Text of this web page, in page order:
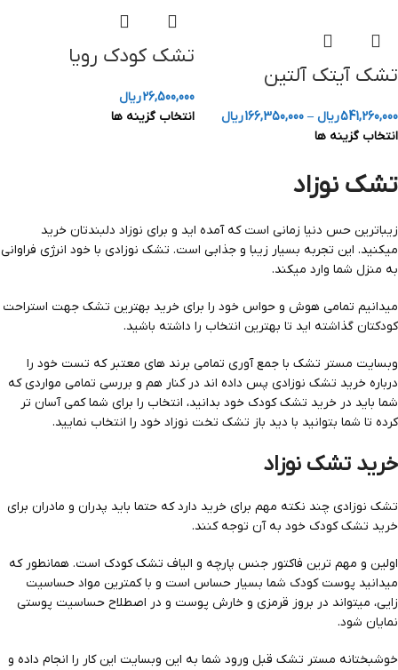
تشک آیتک آلتین
541,260,000ریال –
166,350,000ریال
انتخاب گزینه ها
تشک کودک رویا
26,500,000ریال
انتخاب گزینه ها
تشک نوزاد
زیباترین حس دنیا زمانی است که آمده اید و برای نوزاد دلبندتان خرید
میکنید. این تجربه بسیار زیبا و جذابی است. تشک نوزادی با خود انرژی فراوانی
به منزل شما وارد میکند.
میدانیم تمامی هوش و حواس خود را برای خرید بهترین تشک جهت استراحت
کودکتان گذاشته اید تا بهترین انتخاب را داشته باشید.
وبسایت مستر تشک با جمع آوری تمامی برند های معتبر که تست خود را
درباره خرید تشک نوزادی پس داده اند در کنار هم و بررسی تمامی مواردی که
شما باید در خرید تشک کودک خود بدانید، انتخاب را برای شما کمی آسان تر
کرده تا شما بتوانید با دید باز تشک تخت نوزاد خود را انتخاب نمایید.
خرید تشک نوزاد
تشک نوزادی چند نکته مهم برای خرید دارد که حتما باید پدران و مادران برای
خرید تشک کودک خود به آن توجه کنند.
اولین و مهم ترین فاکتور جنس پارچه و الیاف تشک کودک است. همانطور که
میدانید پوست کودک شما بسیار حساس است و با کمترین مواد حساسیت
زایی، میتواند در بروز قرمزی و خارش پوست و در اصطلاح حساسیت پوستی
نمایان شود.
خوشبختانه مستر تشک قبل ورود شما به این وبسایت این کار را انجام داده و